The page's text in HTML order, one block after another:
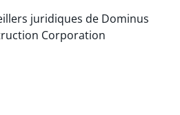
juridiques de Dominus
Corporation